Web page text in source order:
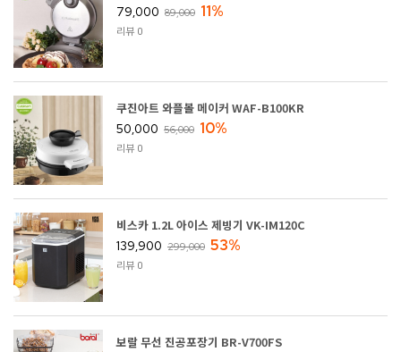
79,000 89,000 11%
리뷰 0
쿠진아트 와플볼 메이커 WAF-B100KR
50,000 56,000 10%
리뷰 0
비스카 1.2L 아이스 제빙기 VK-IM120C
139,900 299,000 53%
리뷰 0
보랄 무선 진공포장기 BR-V700FS